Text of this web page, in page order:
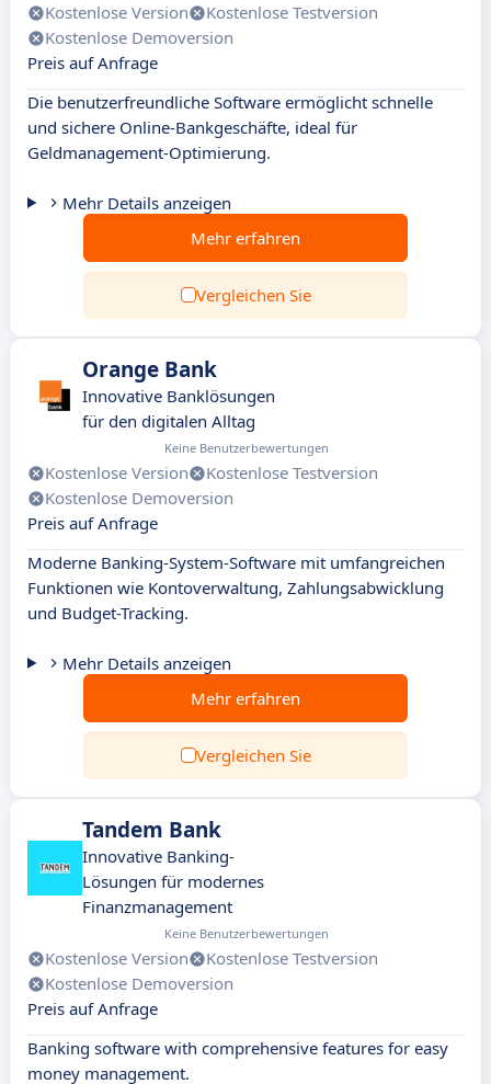
Kostenlose Version
Kostenlose Testversion
Kostenlose Demoversion
Preis auf Anfrage
Die benutzerfreundliche Software ermöglicht schnelle
und sichere Online-Bankgeschäfte, ideal für
Geldmanagement-Optimierung.
Mehr Details anzeigen
Mehr erfahren
Vergleichen Sie
Orange Bank
Innovative Banklösungen
für den digitalen Alltag
Keine Benutzerbewertungen
Kostenlose Version
Kostenlose Testversion
Kostenlose Demoversion
Preis auf Anfrage
Moderne Banking-System-Software mit umfangreichen
Funktionen wie Kontoverwaltung, Zahlungsabwicklung
und Budget-Tracking.
Mehr Details anzeigen
Mehr erfahren
Vergleichen Sie
Tandem Bank
Innovative Banking-
Lösungen für modernes
Finanzmanagement
Keine Benutzerbewertungen
Kostenlose Version
Kostenlose Testversion
Kostenlose Demoversion
Preis auf Anfrage
Banking software with comprehensive features for easy
money management.